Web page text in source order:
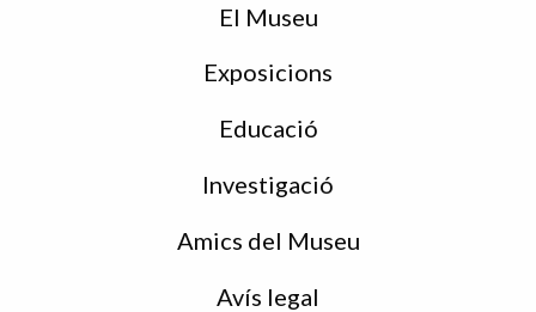
El Museu
Exposicions
Educació
Investigació
Amics del Museu
Avís legal